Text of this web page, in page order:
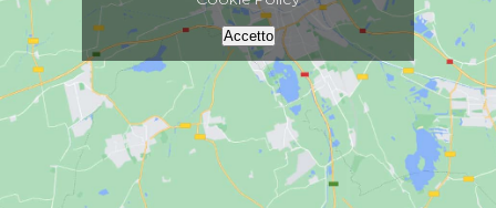
Accetto